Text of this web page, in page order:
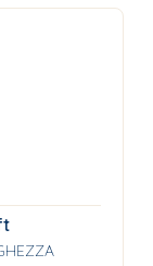
Cabins) + crew